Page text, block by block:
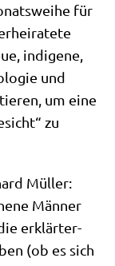
für
indi­ge­ne,
und
um eine
zu
Mül­ler:
Män­ner
erklär­ter­
(ob es sich